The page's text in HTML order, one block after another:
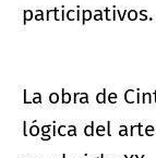
participativos.
La obra de
lógica del